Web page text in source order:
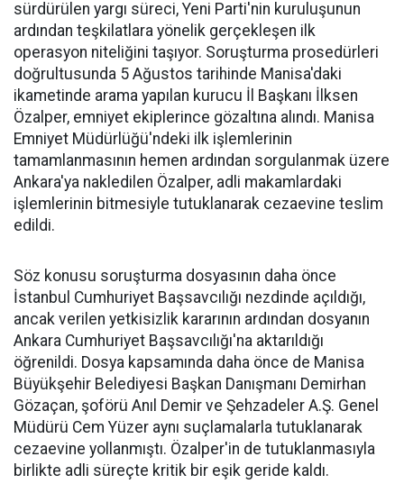
sürdürülen yargı süreci, Yeni Parti'nin kuruluşunun
ardından teşkilatlara yönelik gerçekleşen ilk
operasyon niteliğini taşıyor. Soruşturma prosedürleri
doğrultusunda 5 Ağustos tarihinde Manisa'daki
ikametinde arama yapılan kurucu İl Başkanı İlksen
Özalper, emniyet ekiplerince gözaltına alındı. Manisa
Emniyet Müdürlüğü'ndeki ilk işlemlerinin
tamamlanmasının hemen ardından sorgulanmak üzere
Ankara'ya nakledilen Özalper, adli makamlardaki
işlemlerinin bitmesiyle tutuklanarak cezaevine teslim
edildi.
Söz konusu soruşturma dosyasının daha önce
İstanbul Cumhuriyet Başsavcılığı nezdinde açıldığı,
ancak verilen yetkisizlik kararının ardından dosyanın
Ankara Cumhuriyet Başsavcılığı'na aktarıldığı
öğrenildi. Dosya kapsamında daha önce de Manisa
Büyükşehir Belediyesi Başkan Danışmanı Demirhan
Gözaçan, şoförü Anıl Demir ve Şehzadeler A.Ş. Genel
Müdürü Cem Yüzer aynı suçlamalarla tutuklanarak
cezaevine yollanmıştı. Özalper'in de tutuklanmasıyla
birlikte adli süreçte kritik bir eşik geride kaldı.